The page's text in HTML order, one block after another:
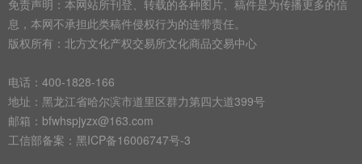
免责声明：本网站所刊登、转载的各种图片、稿件是为传播更多的信
息，本网不承担此类稿件侵权行为的连带责任。
版权所有：北方文化产权交易所文化商品交易中心
电话：400-1828-166
地址：黑龙江省哈尔滨市道里区群力第四大道399号
邮箱：bfwhspjyzx@163.com
工信部备案： 黑ICP备16006747号-3